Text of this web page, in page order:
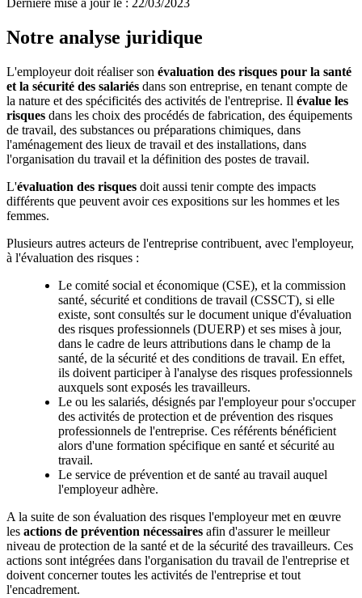
Dernière mise à jour le : 22/03/2023
Notre analyse juridique
L'employeur doit réaliser son évaluation des risques pour la santé
et la sécurité des salariés dans son entreprise, en tenant compte de
la nature et des spécificités des activités de l'entreprise. Il évalue les
risques dans les choix des procédés de fabrication, des équipements
de travail, des substances ou préparations chimiques, dans
l'aménagement des lieux de travail et des installations, dans
l'organisation du travail et la définition des postes de travail.
L'évaluation des risques doit aussi tenir compte des impacts
différents que peuvent avoir ces expositions sur les hommes et les
femmes.
Plusieurs autres acteurs de l'entreprise contribuent, avec l'employeur,
à l'évaluation des risques :
Le comité social et économique (CSE), et la commission
santé, sécurité et conditions de travail (CSSCT), si elle
existe, sont consultés sur le document unique d'évaluation
des risques professionnels (DUERP) et ses mises à jour,
dans le cadre de leurs attributions dans le champ de la
santé, de la sécurité et des conditions de travail. En effet,
ils doivent participer à l'analyse des risques professionnels
auxquels sont exposés les travailleurs.
Le ou les salariés, désignés par l'employeur pour s'occuper
des activités de protection et de prévention des risques
professionnels de l'entreprise. Ces référents bénéficient
alors d'une formation spécifique en santé et sécurité au
travail.
Le service de prévention et de santé au travail auquel
l'employeur adhère.
A la suite de son évaluation des risques l'employeur met en œuvre
les actions de prévention nécessaires afin d'assurer le meilleur
niveau de protection de la santé et de la sécurité des travailleurs. Ces
actions sont intégrées dans l'organisation du travail de l'entreprise et
doivent concerner toutes les activités de l'entreprise et tout
l'encadrement.